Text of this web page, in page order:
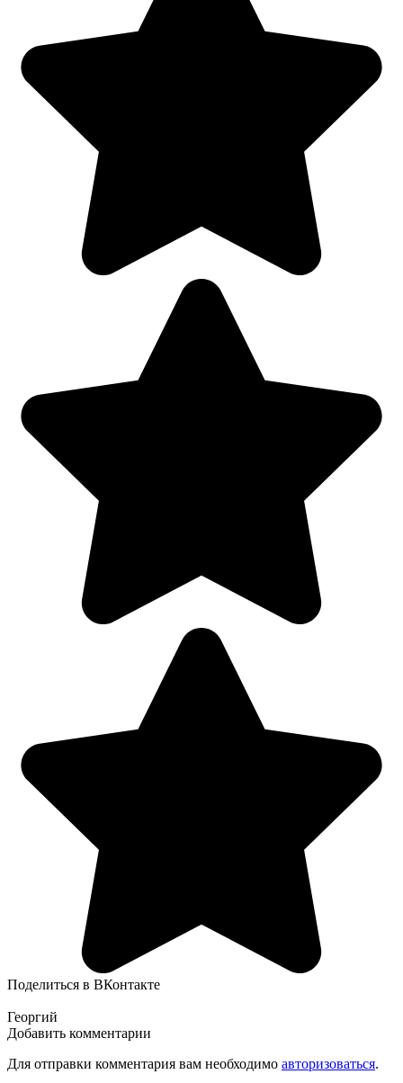
Поделиться в ВКонтакте
Георгий
Добавить комментарии
Для отправки комментария вам необходимо авторизоваться.